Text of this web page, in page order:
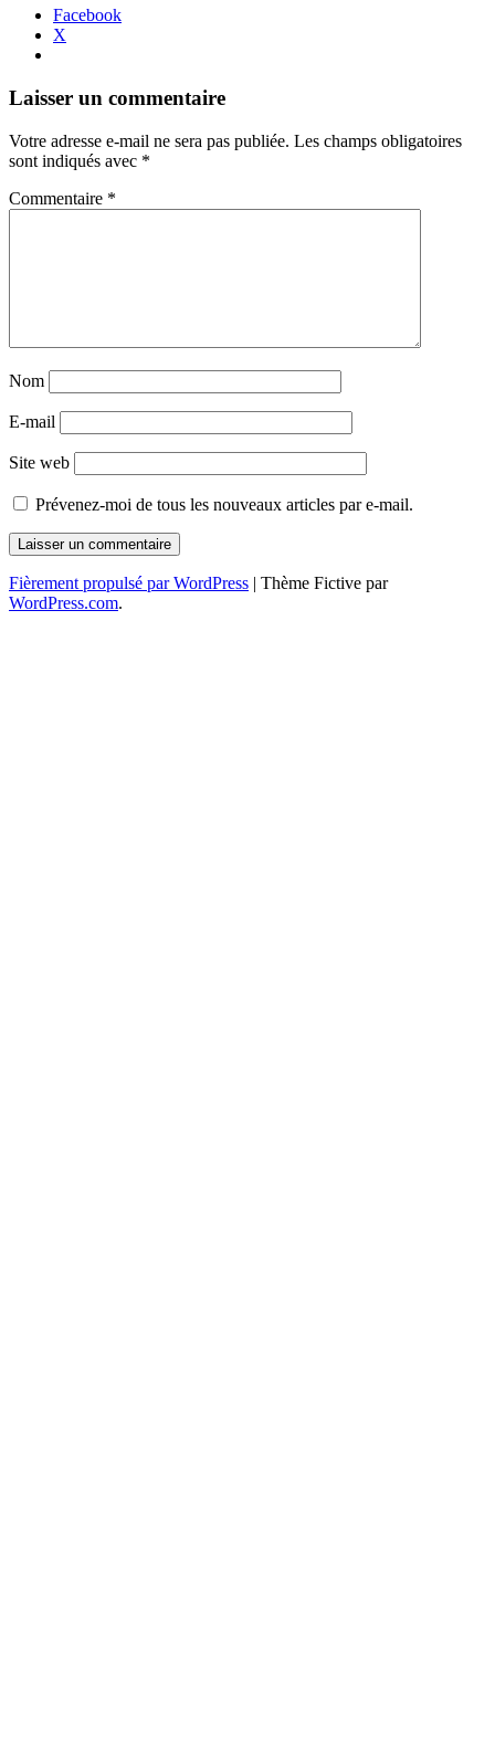
Facebook
X
Navigation
articles
←
→
Laisser un commentaire
Votre adresse e-mail ne sera pas publiée. Les champs obligatoires
sont indiqués avec *
Commentaire *
Nom
E-mail
Site web
Prévenez-moi de tous les nouveaux articles par e-mail.
Fièrement propulsé par WordPress | Thème Fictive par
WordPress.com.